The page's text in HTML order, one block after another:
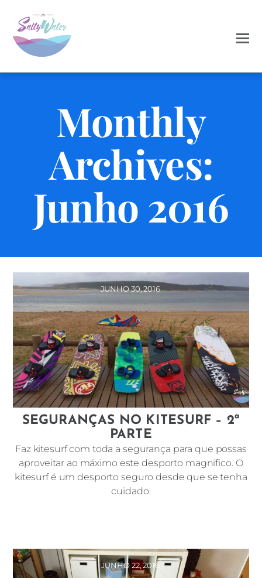
Monthly
Archives:
Junho 2016
JUNHO 30, 2016
SEGURANÇAS NO KITESURF – 2ª
PARTE
Faz kitesurf com toda a segurança para que possas
aproveitar ao máximo este desporto magnífico. O
kitesurf é um desporto seguro desde que se tenha
cuidado.
JUNHO 22, 2016